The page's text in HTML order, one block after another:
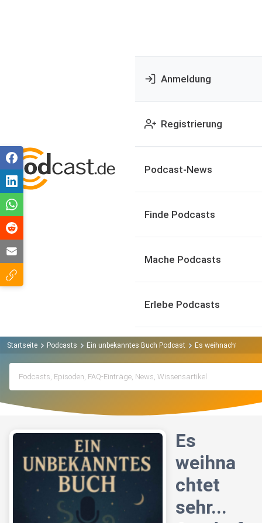
Anmeldung
Registrierung
Podcast-News
Finde Podcasts
Mache Podcasts
Erlebe Podcasts
Startseite Podcasts Ein unbekanntes Buch Podcast Es weihnachtet
Es
weihna
chtet
sehr...